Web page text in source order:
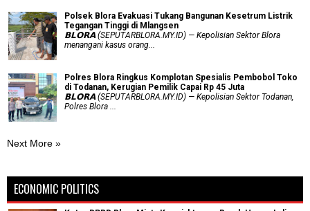
Polsek Blora Evakuasi Tukang Bangunan Kesetrum Listrik
Tegangan Tinggi di Mlangsen
𝗕𝗟𝗢𝗥𝗔 (SEPUTARBLORA.MY.ID) — Kepolisian Sektor Blora
menangani kasus orang...
Polres Blora Ringkus Komplotan Spesialis Pembobol Toko
di Todanan, Kerugian Pemilik Capai Rp 45 Juta
𝗕𝗟𝗢𝗥𝗔 (SEPUTARBLORA.MY.ID) — Kepolisian Sektor Todanan,
Polres Blora ...
Next More »
ECONOMIC POLITICS